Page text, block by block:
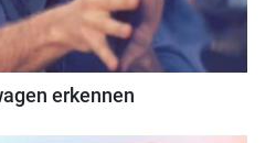
erkennen